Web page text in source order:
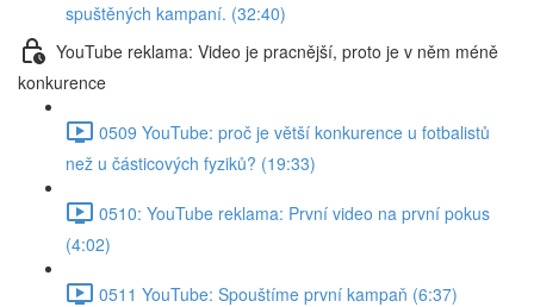
spuštěných kampaní. (32:40)
YouTube reklama: Video je pracnější, proto je v něm méně
konkurence
0509 YouTube: proč je větší konkurence u fotbalistů
než u částicových fyziků? (19:33)
0510: YouTube reklama: První video na první pokus
(4:02)
0511 YouTube: Spouštíme první kampaň (6:37)